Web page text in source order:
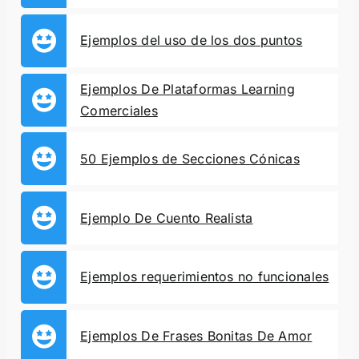
Ejemplos del uso de los dos puntos
Ejemplos De Plataformas Learning
Comerciales
50 Ejemplos de Secciones Cónicas
Ejemplo De Cuento Realista
Ejemplos requerimientos no funcionales
Ejemplos De Frases Bonitas De Amor